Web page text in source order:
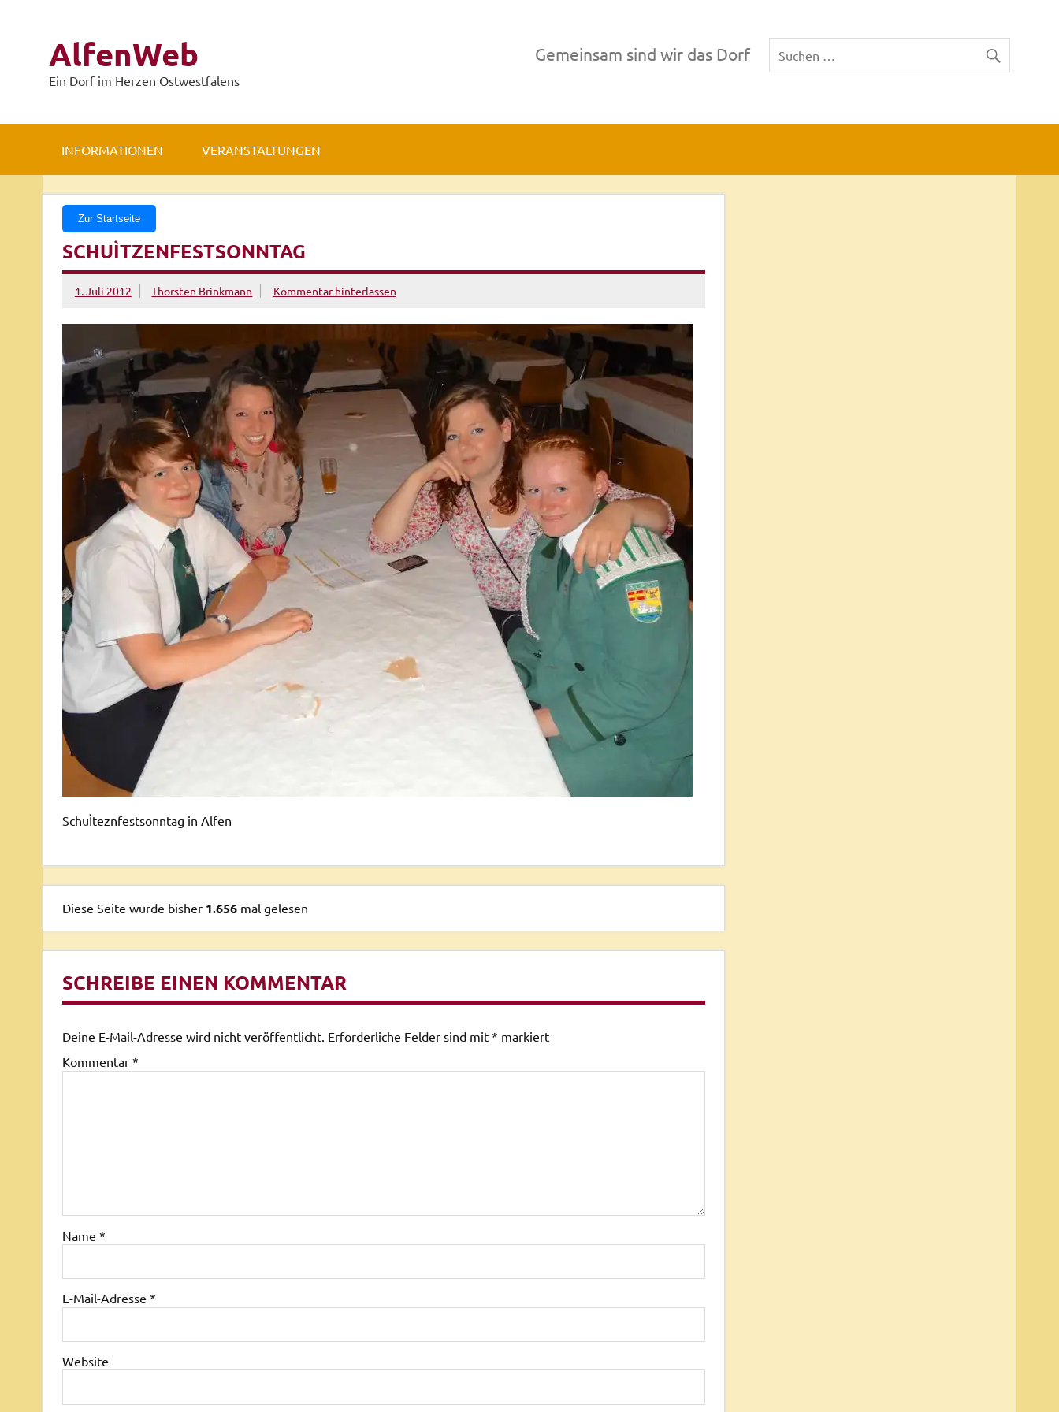
AlfenWeb
Ein Dorf im Herzen Ostwestfalens
Gemeinsam sind wir das Dorf
INFORMATIONEN VERANSTALTUNGEN
Zur Startseite
SCHUÌTZENFESTSONNTAG
1. Juli 2012 Thorsten Brinkmann Kommentar hinterlassen
SchuÌteznfestsonntag in Alfen
Diese Seite wurde bisher1.656 mal gelesen
SCHREIBE EINEN KOMMENTAR
Deine E-Mail-Adresse wird nicht veröffentlicht. Erforderliche Felder sind mit * markiert
Kommentar *
Name *
E-Mail-Adresse *
Website